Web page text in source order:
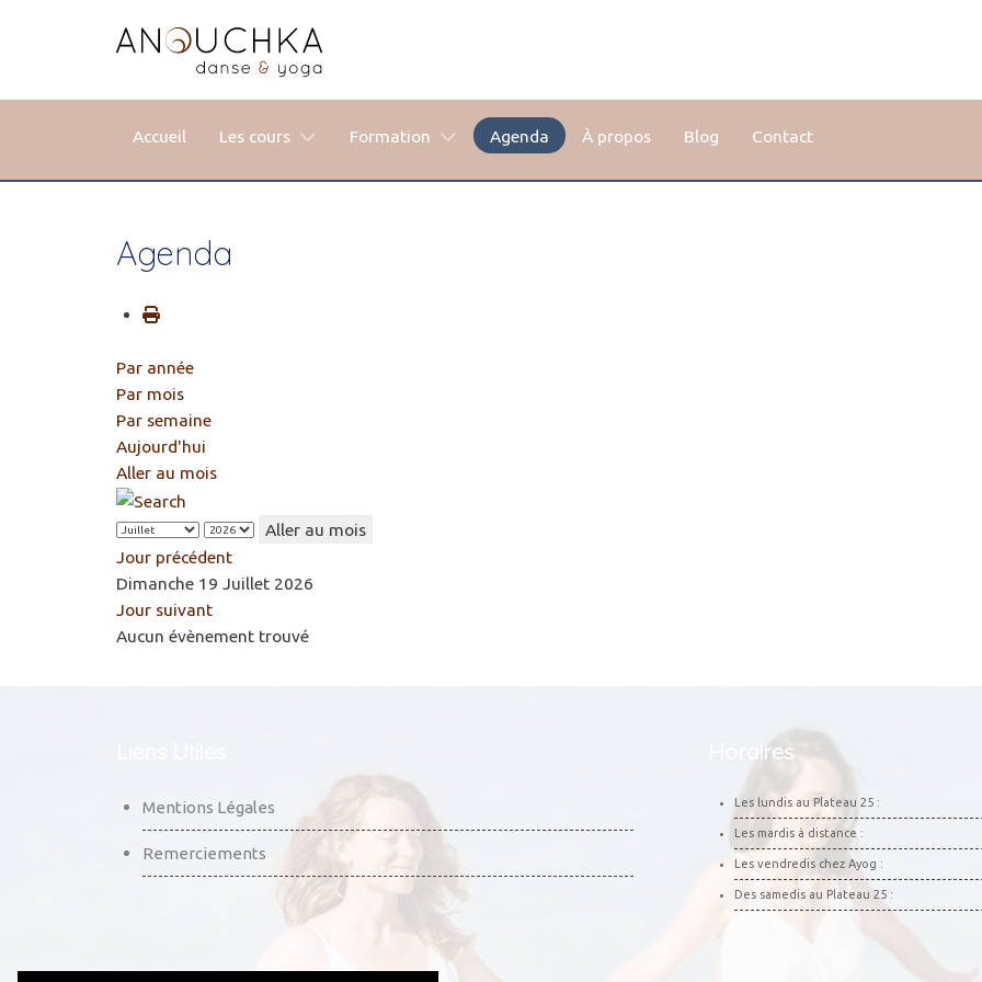
Accueil Les cours Formation Agenda À propos Blog Contact
Agenda
Par année
Par mois
Par semaine
Aujourd'hui
Aller au mois
Aller au mois
Jour précédent
Dimanche 19 Juillet 2026
Jour suivant
Aucun évènement trouvé
Mentions Légales
Remerciements
Horaires
Les lundis au Plateau 25 :
Les mardis à distance :
Les vendredis chez Ayog :
Des samedis au Plateau 25 :